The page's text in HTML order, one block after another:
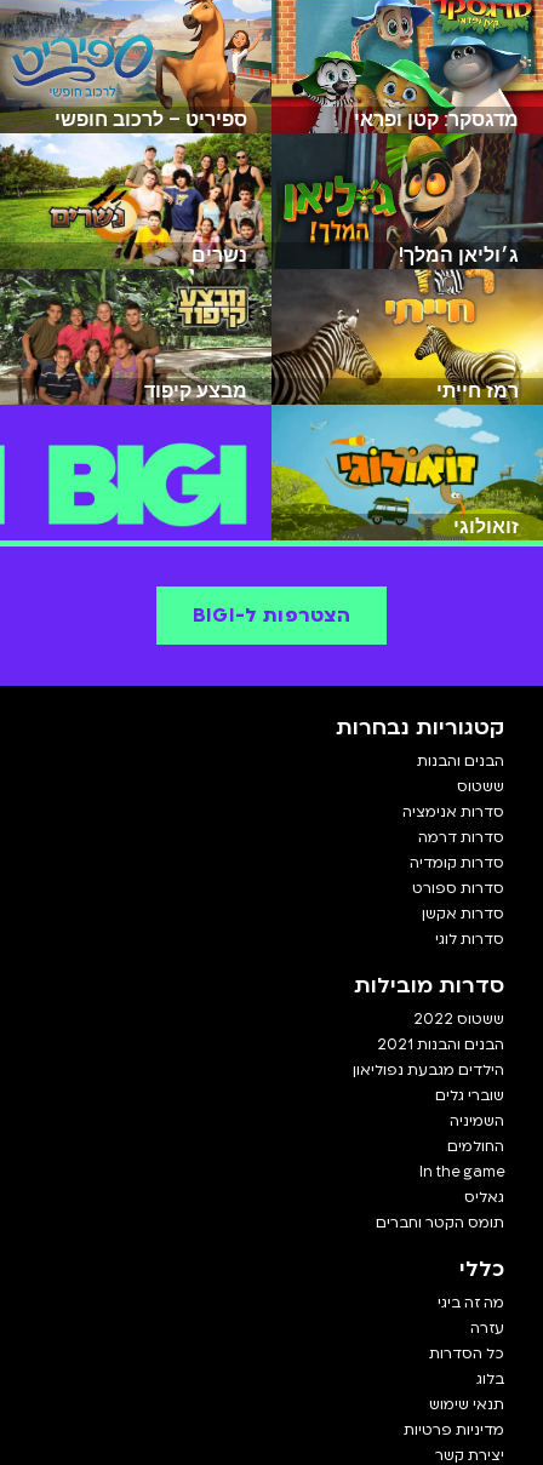
מדגסקר: קטן ופראי ספיריט – לרכוב חופשי
ג׳וליאן המלך! נשרים
רמז חייתי מבצע קיפוד
זואולוגי
הצטרפות ל-BIGI
קטגוריות נבחרות
הבנים והבנות
ששטוס
סדרות אנימציה
סדרות דרמה
סדרות קומדיה
סדרות ספורט
סדרות אקשן
סדרות לוגי
סדרות מובילות
ששטוס 2022
הבנים והבנות 2021
הילדים מגבעת נפוליאון
שוברי גלים
השמיניה
החולמים
In the game
גאליס
תומס הקטר וחברים
כללי
מה זה ביגי
עזרה
כל הסדרות
בלוג
תנאי שימוש
מדיניות פרטיות
יצירת קשר